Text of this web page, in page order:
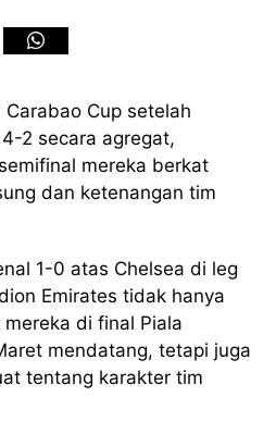
Cup setelah
2 secara agregat,
mereka berkat
dan ketenangan tim
1-0 atas Chelsea di leg
Emirates tidak hanya
di final Piala
mendatang, tetapi juga
tentang karakter tim